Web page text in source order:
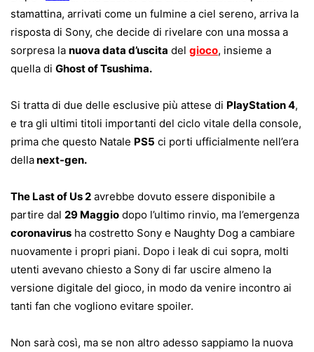
stamattina, arrivati come un fulmine a ciel sereno, arriva la
risposta di Sony, che decide di rivelare con una mossa a
sorpresa la nuova data d’uscita del gioco, insieme a
quella di Ghost of Tsushima.
Si tratta di due delle esclusive più attese di PlayStation 4,
e tra gli ultimi titoli importanti del ciclo vitale della console,
prima che questo Natale PS5 ci porti ufficialmente nell’era
dellanext-gen.
The Last of Us 2 avrebbe dovuto essere disponibile a
partire dal 29 Maggio dopo l’ultimo rinvio, ma l’emergenza
coronavirus ha costretto Sony e Naughty Dog a cambiare
nuovamente i propri piani. Dopo i leak di cui sopra, molti
utenti avevano chiesto a Sony di far uscire almeno la
versione digitale del gioco, in modo da venire incontro ai
tanti fan che vogliono evitare spoiler.
Non sarà così, ma se non altro adesso sappiamo la nuova